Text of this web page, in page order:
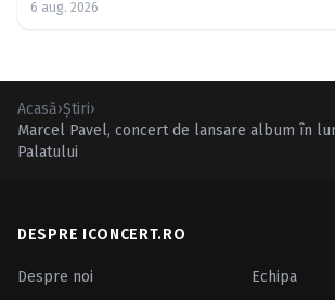
6 aug. 2026
Acasă›Ştiri›
Marcel Pavel, concert de lansare album în
Palatului
DESPRE ICONCERT.RO
Despre noi
Echipa